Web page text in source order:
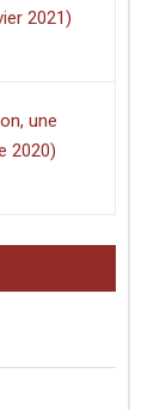
2021)
une
2020)